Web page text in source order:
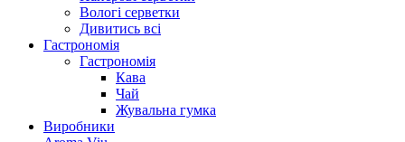
Вологі серветки
Дивитись всі
Гастрономія
Гастрономія
Кава
Чай
Жувальна гумка
Виробники